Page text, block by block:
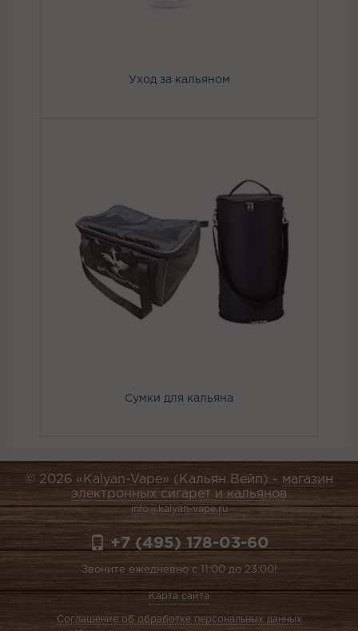
Уход за кальяном
Сумки для кальяна
© 2026 «Kalyan-Vape» (Кальян Вейп) - магазин
электронных сигарет и кальянов
info@kalyan-vape.ru
+7 (495) 178-03-60
Звоните ежедневно с 11:00 до 23:00!
Карта сайта
Соглашение об обработке персональных данных